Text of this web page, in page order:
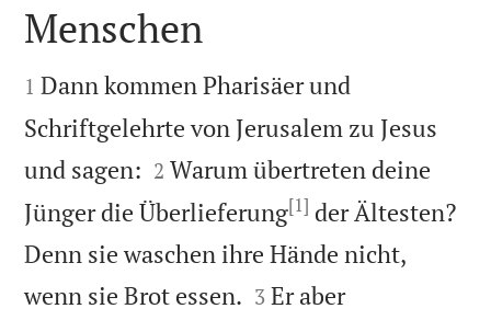

Menschen

1 Dann kommen Pharisäer und
Schriftgelehrte von Jerusalem zu Jesus
und sagen: 

2 Warum übertreten deine
Jünger die Überlieferung[1] der Ältesten?
Denn sie waschen ihre Hände nicht,
wenn sie Brot essen. 

3 Er aber